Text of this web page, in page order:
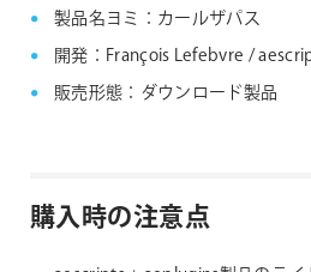
製品名ヨミ：カールザパス
開発：François Lefebvre /
販売形態：ダウンロード製品
購入時の注意点